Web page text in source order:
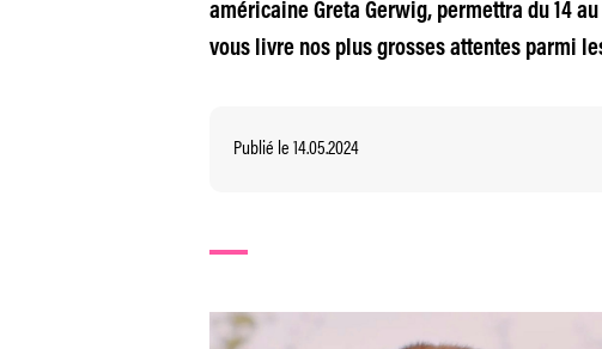
américaine Greta Gerwig, permettra du 14
vous livre nos plus grosses attentes parmi
Publié le 14.05.2024